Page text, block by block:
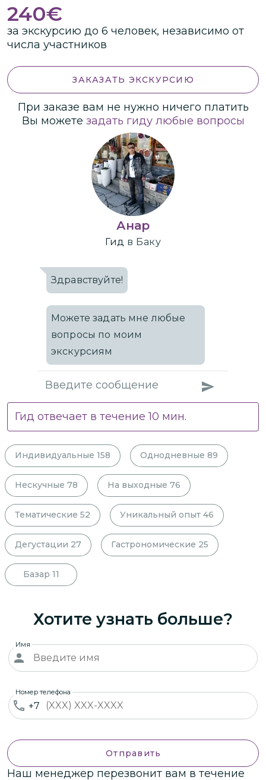
240€
за экскурсию до 6 человек, независимо от
числа участников
ЗАКАЗАТЬ ЭКСКУРСИЮ
При заказе вам не нужно ничего платить
Вы можете задать гиду любые вопросы
Анар
Гид в Баку
Здравствуйте!
Можете задать мне любые
вопросы по моим
экскурсиям
Гид отвечает в течение10 мин.
Индивидуальные 158 Однодневные 89
Нескучные 78 На выходные 76
Тематические 52 Уникальный опыт 46
Дегустации 27 Гастрономические 25
Базар 11
Хотите узнать больше?
Имя
+7
Номер телефона
Отправить
Наш менеджер перезвонит вам в течение